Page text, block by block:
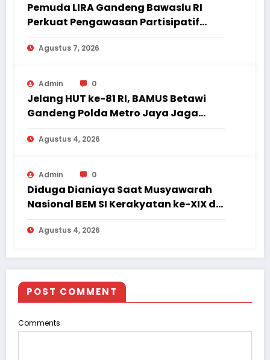
Pemuda LIRA Gandeng Bawaslu RI
Perkuat Pengawasan Partisipatif
Pemilu hingga Daerah
Agustus 7, 2026
Admin 0
Jelang HUT ke-81 RI, BAMUS Betawi
Gandeng Polda Metro Jaya Jaga
Jakarta Tetap Aman dan Kondusif
Agustus 4, 2026
Admin 0
Diduga Dianiaya Saat Musyawarah
Nasional BEM SI Kerakyatan ke-XIX di
Jambi, Delegasi Mahasiswa Alami
LukaAgustus 4, 2026
POST COMMENT
Comments